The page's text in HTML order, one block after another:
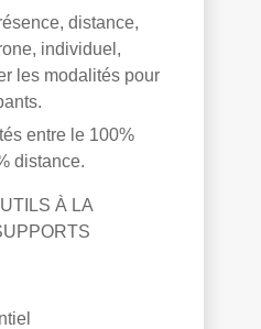
distance,
individuel,
les modalités pour
entre le 100%
distance.
À LA